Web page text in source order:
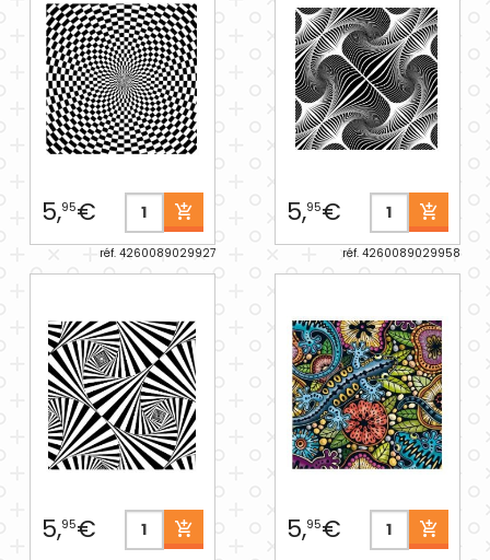
5,95€
réf. 4260089029927
5,95€
réf. 4260089029958
5,95€ 5,95€